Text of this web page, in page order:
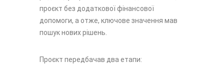
проєкт без додаткової фінансової
допомоги, а отже, ключове значення мав
пошук нових рішень.
Проєкт передбачав два етапи: